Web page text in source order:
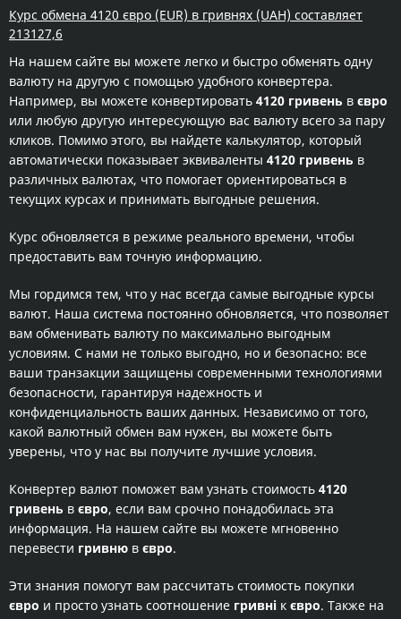
Курс обмена 4120 євро (EUR) в гривнях (UAH) составляет
213127,6
На нашем сайте вы можете легко и быстро обменять одну
валюту на другую с помощью удобного конвертера.
Например, вы можете конвертировать 4120 гривень в євро
или любую другую интересующую вас валюту всего за пару
кликов. Помимо этого, вы найдете калькулятор, который
автоматически показывает эквиваленты 4120 гривень в
различных валютах, что помогает ориентироваться в
текущих курсах и принимать выгодные решения.
Курс обновляется в режиме реального времени, чтобы
предоставить вам точную информацию.
Мы гордимся тем, что у нас всегда самые выгодные курсы
валют. Наша система постоянно обновляется, что позволяет
вам обменивать валюту по максимально выгодным
условиям. С нами не только выгодно, но и безопасно: все
ваши транзакции защищены современными технологиями
безопасности, гарантируя надежность и
конфиденциальность ваших данных. Независимо от того,
какой валютный обмен вам нужен, вы можете быть
уверены, что у нас вы получите лучшие условия.
Конвертер валют поможет вам узнать стоимость 4120
гривень в євро, если вам срочно понадобилась эта
информация. На нашем сайте вы можете мгновенно
перевести гривню в євро.
Эти знания помогут вам рассчитать стоимость покупки
євро и просто узнать соотношение гривні к євро. Также на